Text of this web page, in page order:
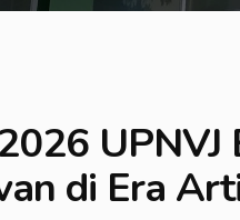
di Era